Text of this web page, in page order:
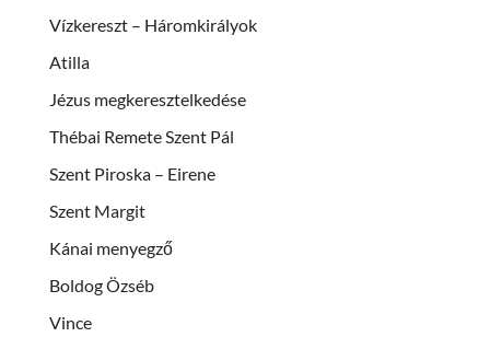
Vízkereszt – Háromkirályok
Atilla
Jézus megkeresztelkedése
Thébai Remete Szent Pál
Szent Piroska – Eirene
Szent Margit
Kánai menyegző
Boldog Özséb
Vince